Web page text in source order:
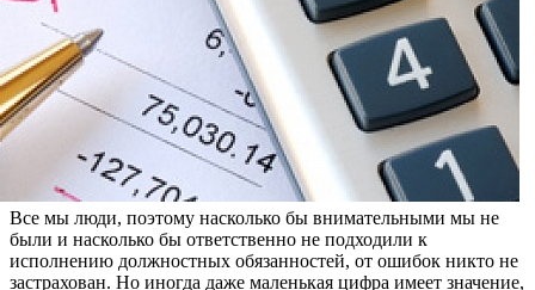
Все мы люди, поэтому насколько бы внимательными мы не
были и насколько бы ответственно не подходили к
исполнению должностных обязанностей, от ошибок никто не
застрахован. Но иногда даже маленькая цифра имеет значение,